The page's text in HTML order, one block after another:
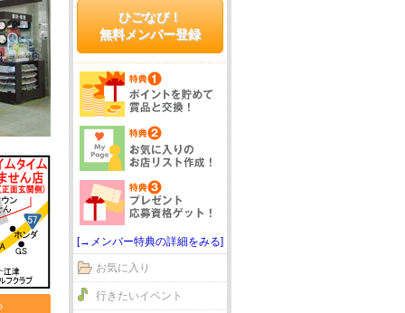
ひごなび！
無料メンバー登録
[→メンバー特典の詳細をみる]
お気に入り
行きたいイベント